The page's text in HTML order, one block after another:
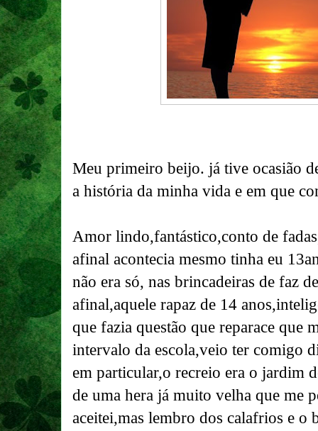
Meu primeiro beijo. já tive ocasião
a história da minha vida e em que
Amor lindo,fantástico,conto de
afinal acontecia mesmo tinha eu
não era só, nas brincadeiras de faz
afinal,aquele rapaz de 14
que fazia questão que reparace que
intervalo da escola,veio ter comigo
em particular,o recreio era o jardim
de uma hera já muito velha que me
aceitei,mas lembro dos calafrios e o